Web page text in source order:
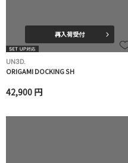
再入荷受付
UN3D.
ORIGAMI DOCKING SH
42,900 円